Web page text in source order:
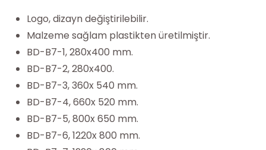
Logo, dizayn değiştirilebilir.
Malzeme sağlam plastikten üretilmiştir.
BD-B7-1, 280x400 mm.
BD-B7-2, 280x400.
BD-B7-3, 360x 540 mm.
BD-B7-4, 660x 520 mm.
BD-B7-5, 800x 650 mm.
BD-B7-6, 1220x 800 mm.